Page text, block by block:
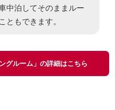
中泊してそのままルー
ともできます。
グルーム」の詳細はこちら